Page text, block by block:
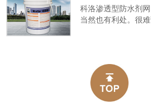
虑不周、防水施工质
因。
果？
科洛渗透型防水剂
当然也有利处。很
键的是根据自己的
利弊之间寻找平衡。